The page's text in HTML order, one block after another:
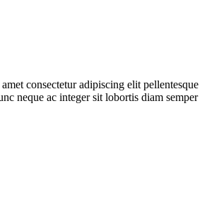
consectetur adipiscing elit pellentesque
neque ac integer sit lobortis diam semper